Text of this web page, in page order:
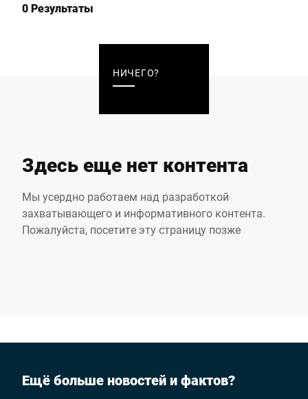
0 Результаты
НИЧЕГО?
Здесь еще нет контента
Мы усердно работаем над разработкой
захватывающего и информативного контента.
Пожалуйста, посетите эту страницу позже
Ещё больше новостей и фактов?